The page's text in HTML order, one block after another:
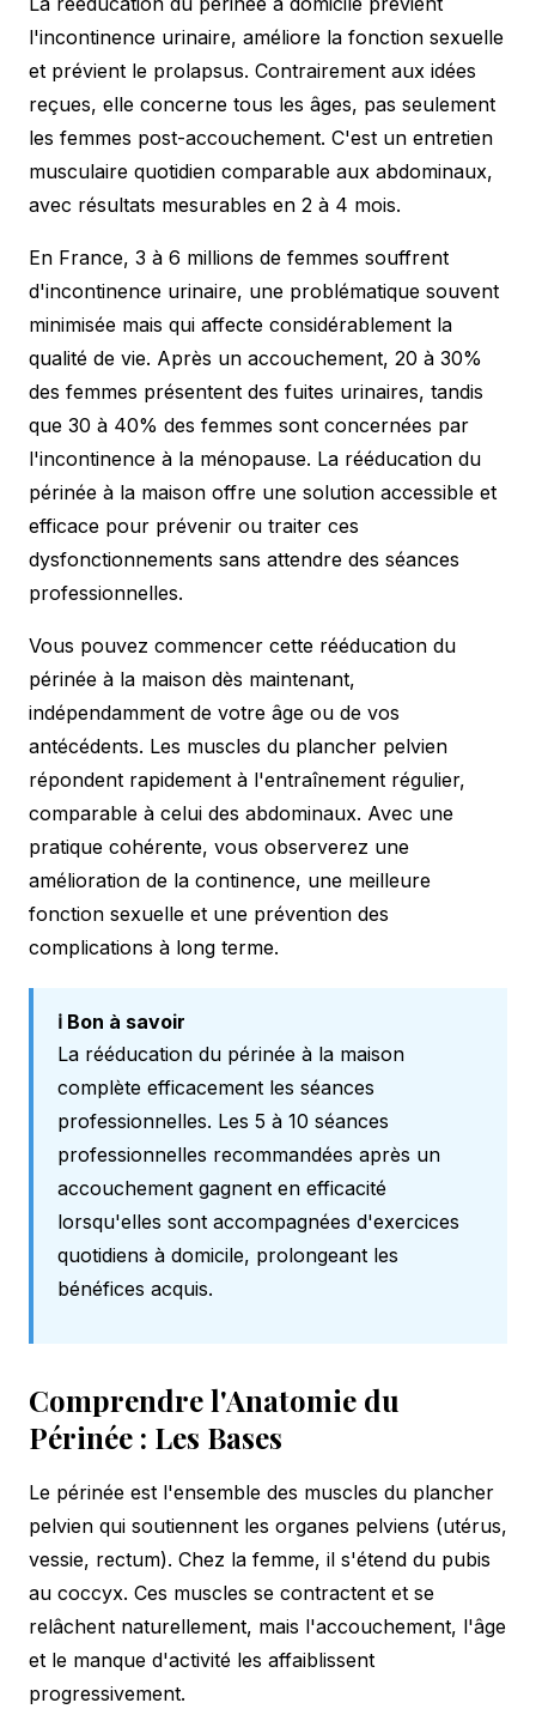
l'incontinence urinaire, améliore la fonction sexuelle
et prévient le prolapsus. Contrairement aux idées
reçues, elle concerne tous les âges, pas seulement
les femmes post-accouchement. C'est un entretien
musculaire quotidien comparable aux abdominaux,
avec résultats mesurables en 2 à 4 mois.
En France, 3 à 6 millions de femmes souffrent
d'incontinence urinaire, une problématique souvent
minimisée mais qui affecte considérablement la
qualité de vie. Après un accouchement, 20 à 30%
des femmes présentent des fuites urinaires, tandis
que 30 à 40% des femmes sont concernées par
l'incontinence à la ménopause. La rééducation du
périnée à la maison offre une solution accessible et
efficace pour prévenir ou traiter ces
dysfonctionnements sans attendre des séances
professionnelles.
Vous pouvez commencer cette rééducation du
périnée à la maison dès maintenant,
indépendamment de votre âge ou de vos
antécédents. Les muscles du plancher pelvien
répondent rapidement à l'entraînement régulier,
comparable à celui des abdominaux. Avec une
pratique cohérente, vous observerez une
amélioration de la continence, une meilleure
fonction sexuelle et une prévention des
complications à long terme.
ℹ️ Bon à savoir
La rééducation du périnée à la maison
complète efficacement les séances
professionnelles. Les 5 à 10 séances
professionnelles recommandées après un
accouchement gagnent en efficacité
lorsqu'elles sont accompagnées d'exercices
quotidiens à domicile, prolongeant les
bénéfices acquis.
Comprendre l'Anatomie du
Périnée : Les Bases
Le périnée est l'ensemble des muscles du plancher
pelvien qui soutiennent les organes pelviens (utérus,
vessie, rectum). Chez la femme, il s'étend du pubis
au coccyx. Ces muscles se contractent et se
relâchent naturellement, mais l'accouchement, l'âge
et le manque d'activité les affaiblissent
progressivement.